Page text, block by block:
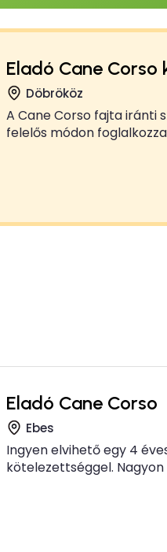
Eladó Cane Corso
Döbrököz
A Cane Corso fajta iránti
felelős módon
Eladó Cane Corso
Ebes
Ingyen elvihető egy 4
kötelezettséggel.